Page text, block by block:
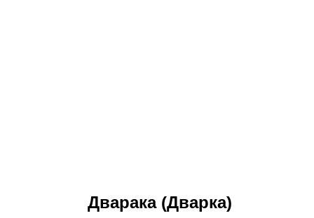
Дварака (Дварка)